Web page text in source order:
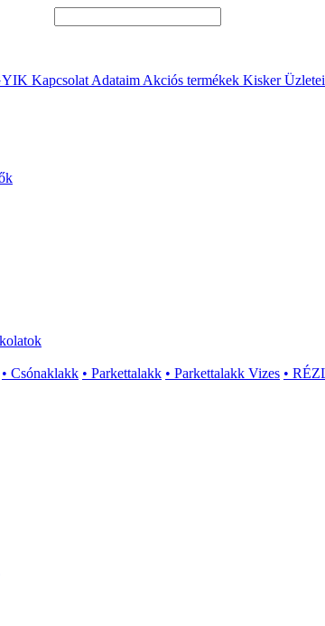
Kapcsolat Adataim Akciós termékek Kisker
• Csónaklakk • Parkettalakk • Parkettalakk Vizes •